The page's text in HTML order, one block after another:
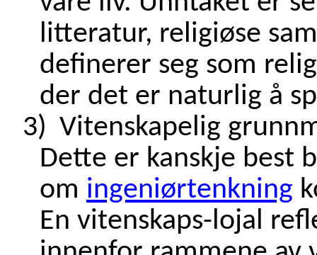
litteratur, religiøse
definerer seg som
der det er naturlig å
3) Vitenskapelig
Dette er kanskje best
om ingeniørtenkning
En vitenskaps-lojal